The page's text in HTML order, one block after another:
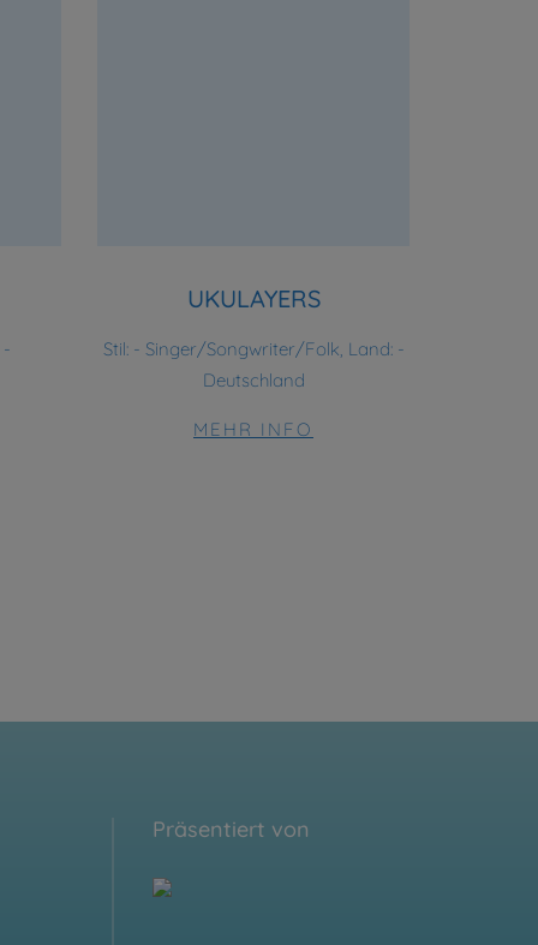
-
UKULAYERS
Stil: - Singer/Songwriter/Folk, Land: -
Deutschland
MEHR INFO
Präsentiert von